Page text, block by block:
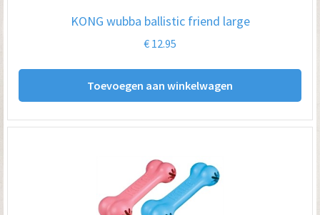
KONG wubba ballistic friend large
€ 12.95
Toevoegen aan winkelwagen